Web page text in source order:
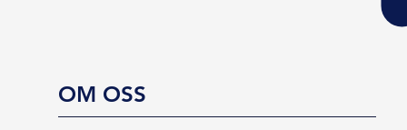
OM OSS